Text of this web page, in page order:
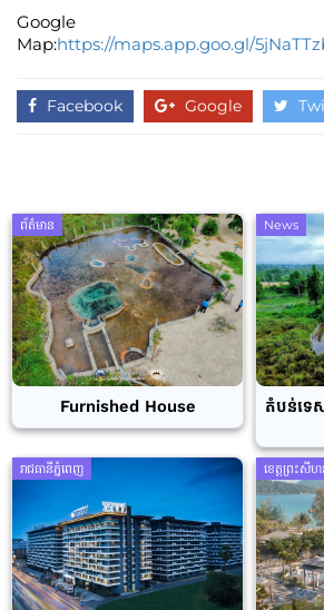
Google
Map:https://maps.app.goo.gl/
Facebook Google
ព័ត៌មាន
Furnished House
News
តំបន់ទេ
រាជធានីភ្នំពេញ ខេត្តព្រះសី